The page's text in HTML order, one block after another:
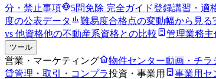
分・禁止事項
5問免除 完全ガイド登録講習・適
度の公表データ
難易度合格点の変動幅から見る
vs 他資格他の不動産系資格との比較 管理業務主
ツール
営業・マーケティング 物件センター動画・チラ
貸管理・取引・コンプラ投資・事業用 事業用セ